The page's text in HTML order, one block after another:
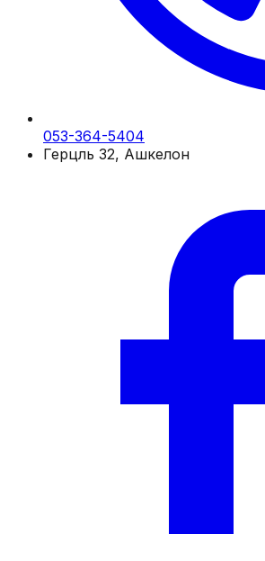
053-364-5404
Герцль 32, Ашкелон